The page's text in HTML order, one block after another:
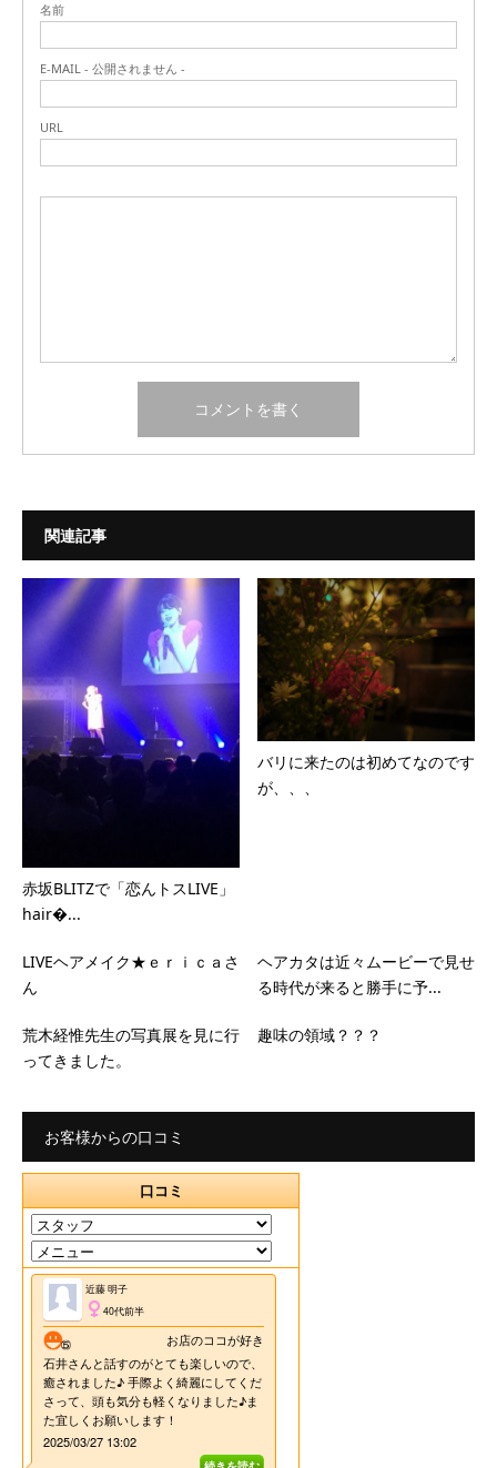
名前
E-MAIL - 公開されません -
URL
関連記事
赤坂BLITZで「恋んトスLIVE」
hair�...
バリに来たのは初めてなのです
が、、、
LIVEヘアメイク★ｅｒｉｃａさ
ん
ヘアカタは近々ムービーで見せ
る時代が来ると勝手に予...
荒木経惟先生の写真展を見に行
ってきました。
趣味の領域？？？
お客様からの口コミ